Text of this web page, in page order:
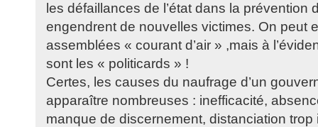
les défaillances de l’état dans la prévention
engendrent de nouvelles victimes. On peut
assemblées « courant d’air » ,mais à
sont les « politicards » !
Certes, les causes du naufrage d’un
apparaître nombreuses : inefficacité,
manque de discernement, distanciation